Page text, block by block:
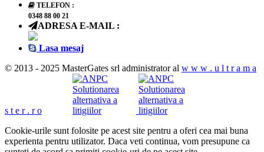
TELEFON :
0348 88 00 21
ADRESA E-MAIL :
Lasa mesaj
© 2013 - 2025 MasterGates srl administrator al w w w . u l t r a m a
s t e r . r o
Cookie-urile sunt folosite pe acest site pentru a oferi cea mai buna
experienta pentru utilizator. Daca veti continua, vom presupune ca